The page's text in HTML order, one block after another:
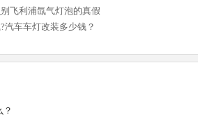
飞利浦氙气灯泡的真假
汽车车灯改装多少钱？
05-11
）